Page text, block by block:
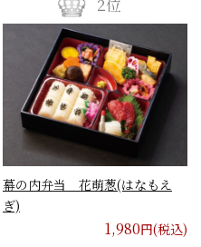
幕の内弁当 花萌葱(はなもえ
ぎ)
1,980円(税込)